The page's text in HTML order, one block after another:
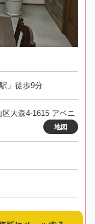
」徒歩9分
大森4-1615 アベニ
地図